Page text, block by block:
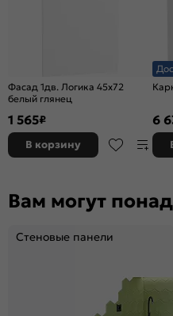
Фасад 1дв. Логика 45x72
белый глянец
1 565₽
В корзину
6
Вам могут
Стеновые панели